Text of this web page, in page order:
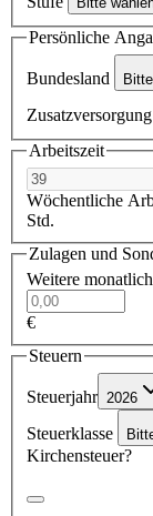
Persönliche
Bundesland
Zusatzversorgung
Arbeitszeit
Wöchentliche
Std.
Zulagen und
Weitere
€
Steuern
Steuerjahr 2026
Steuerklasse
Kirchensteuer?